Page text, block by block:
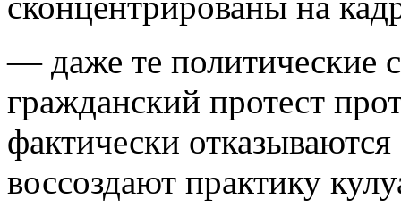
— даже те политические
гражданский протест
фактически
воссоздают практику